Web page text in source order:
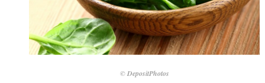
© DepositPhotos